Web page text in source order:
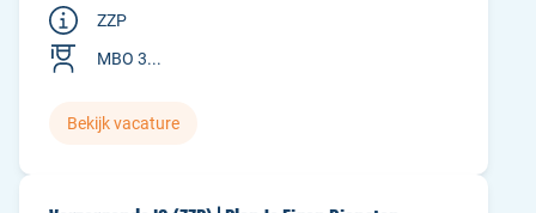
ZZP
MBO 3...
Bekijk vacature